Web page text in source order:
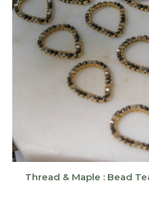
Thread & Maple : Bead